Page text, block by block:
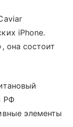
iPhone.
она состоит
РФ
элементы